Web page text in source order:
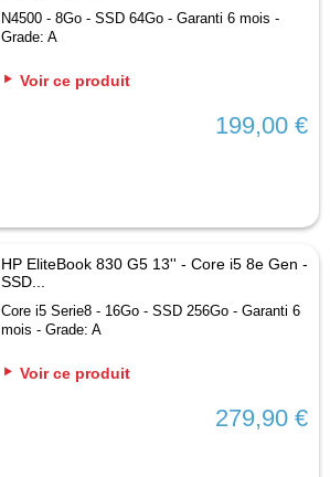
N4500 - 8Go - SSD 64Go - Garanti 6 mois -
Grade: A
Voir ce produit
199,00 €
HP EliteBook 830 G5 13'' - Core i5 8e Gen -
SSD...
Core i5 Serie8 - 16Go - SSD 256Go - Garanti 6
mois - Grade: A
Voir ce produit
279,90 €